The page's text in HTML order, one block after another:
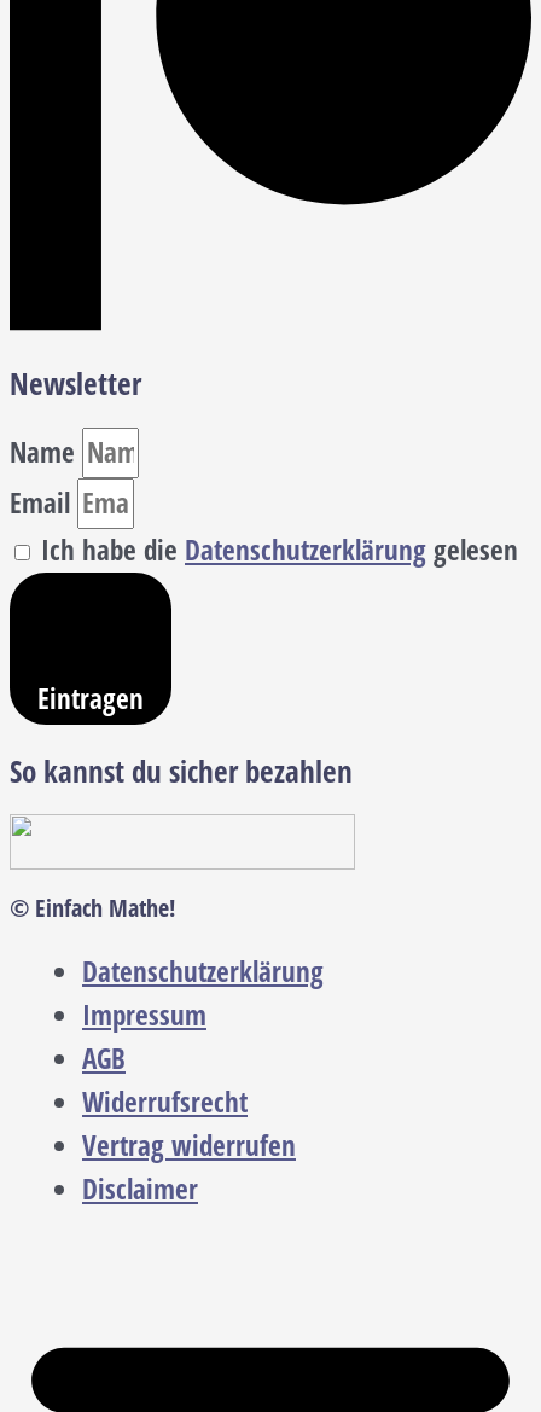
Newsletter
Name
Email
Ich habe die Datenschutzerklärunggelesen
Eintragen
So kannst du sicher bezahlen
© Einfach Mathe!
Datenschutzerklärung
Impressum
AGB
Widerrufsrecht
Vertrag widerrufen
Disclaimer